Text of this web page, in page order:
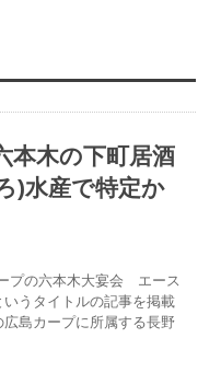
本木の下町居酒
)水産で特定か
プの六本木大宴会 エース
うタイトルの記事を掲載
島カープに所属する長野